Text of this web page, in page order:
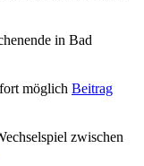
in Bad
möglich Beitrag
zwischen